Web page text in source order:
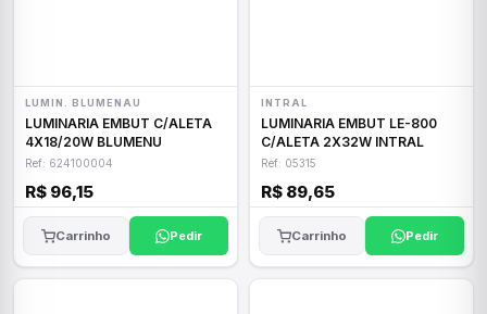
LUMIN. BLUMENAU
LUMINARIA EMBUT C/ALETA
4X18/20W BLUMENU
Ref: 624100004
R$ 96,15
Carrinho Pedir
INTRAL
LUMINARIA EMBUT LE-800
C/ALETA 2X32W INTRAL
Ref: 05315
R$ 89,65
Carrinho Pedir